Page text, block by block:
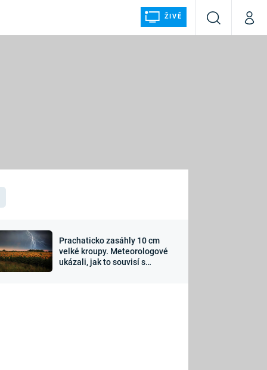
ŽIVĚ
VyhledáváníMůj
Sledujte nás
Prachaticko zasáhly 10 cm
velké kroupy. Meteorologové
ukázali, jak to souvisí s